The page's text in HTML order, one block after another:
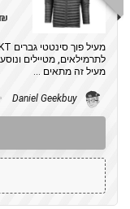
לתרמילאים, מטיילים
מעיל זה מתאים ...